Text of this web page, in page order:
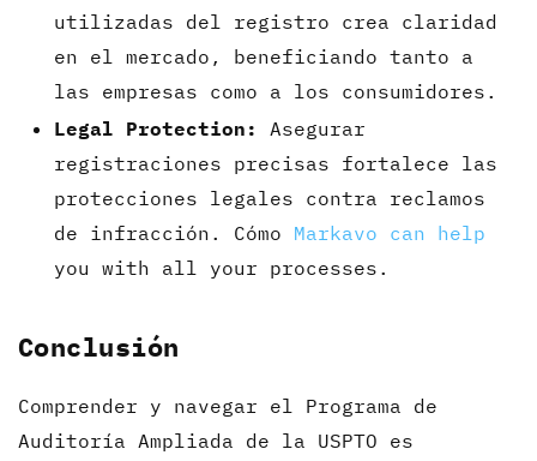
utilizadas del registro crea claridad
en el mercado, beneficiando tanto a
las empresas como a los consumidores.
Legal Protection:
Asegurar
registraciones precisas fortalece las
protecciones legales contra reclamos
de infracción. Cómo Markavo can help
you with all your processes.
Conclusión
Comprender y navegar el Programa de
Auditoría Ampliada de la USPTO es